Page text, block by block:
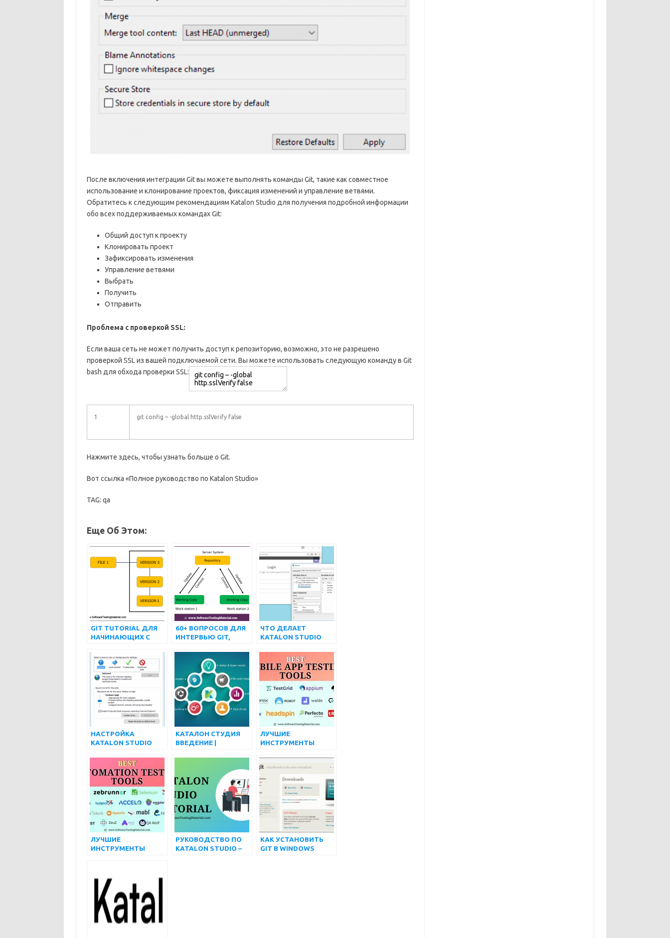
После включения интеграции Git вы можете выполнять команды Git, такие как совместное
использование и клонирование проектов, фиксация изменений и управление ветвями.
Обратитесь к следующим рекомендациям Katalon Studio для получения подробной информации
обо всех поддерживаемых командах Git:
Общий доступ к проекту
Клонировать проект
Зафиксировать изменения
Управление ветвями
Выбрать
Получить
Отправить
Проблема с проверкой SSL:
Если ваша сеть не может получить доступ к репозиторию, возможно, это не разрешено
проверкой SSL из вашей подключаемой сети. Вы можете использовать следующую команду в Git
bash для обхода проверки SSL:
1 git config – -global http.sslVerify false
Нажмите здесь, чтобы узнать больше о Git.
Вот ссылка «Полное руководство по Katalon Studio»
TAG: qa
Еще Об Этом:
GIT TUTORIAL ДЛЯ
НАЧИНАЮЩИХ С
60+ ВОПРОСОВ ДЛЯ
ИНТЕРВЬЮ GIT,
ПОДГОТОВИТЬ В
2022 ГОДУ
ЧТО ДЕЛАЕТ
KATALON STUDIO
сравнению с другими
фреймворками
Selenium
НАСТРОЙКА
KATALON STUDIO
ТЕСТИРОВАНИЯ ВЕБ-
АВТОМАТИЗАЦИИ
КАТАЛОН СТУДИЯ
ВВЕДЕНИЕ |
ПРОГРАММНОГО
ОБЕСПЕЧЕНИЯ
ЛУЧШИЕ
ИНСТРУМЕНТЫ
МОБИЛЬНЫХ
ПРИЛОЖЕНИЙ В 2024
ГОДУ ДЛЯ ANDROID
И IOS
ЛУЧШИЕ
ИНСТРУМЕНТЫ
(БЕСПЛАТНЫЕ И
ПЛАТНЫЕ) | август
2022 г.
РУКОВОДСТВО ПО
KATALON STUDIO –
КАК УСТАНОВИТЬ
GIT В WINDOWS